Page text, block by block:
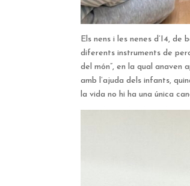
Els nens i les nenes d’I4,
diferents instruments de
del món”, en la qual
amb l’ajuda dels infants,
la vida no hi ha una única